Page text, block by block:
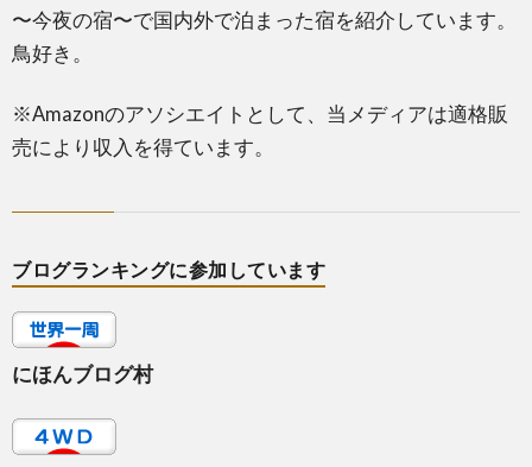
〜今夜の宿〜で国内外で泊まった宿を紹介しています。
鳥好き。
※Amazonのアソシエイトとして、当メディアは適格販
売により収入を得ています。
ブログランキングに参加しています
にほんブログ村